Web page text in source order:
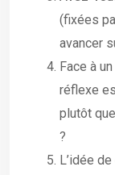
(fixées
avancer
Face à
réflexe
plutôt
?
L’idée